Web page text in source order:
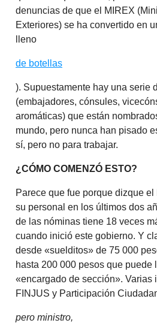
denuncias de que el MIREX
Exteriores) se ha convertido en
lleno
de botellas
). Supuestamente hay una serie
(embajadores, cónsules,
aromáticas) que están
mundo, pero nunca han pisado
sí, pero no para trabajar.
¿CÓMO COMENZÓ ESTO?
Parece que fue porque dizque
su personal en los últimos dos
de las nóminas tiene 18 veces
cuando inició este gobierno. Y
desde «suelditos» de 75 000
hasta 200 000 pesos que puede
«encargado de sección». Varias
FINJUS y Participación
pero ministro,